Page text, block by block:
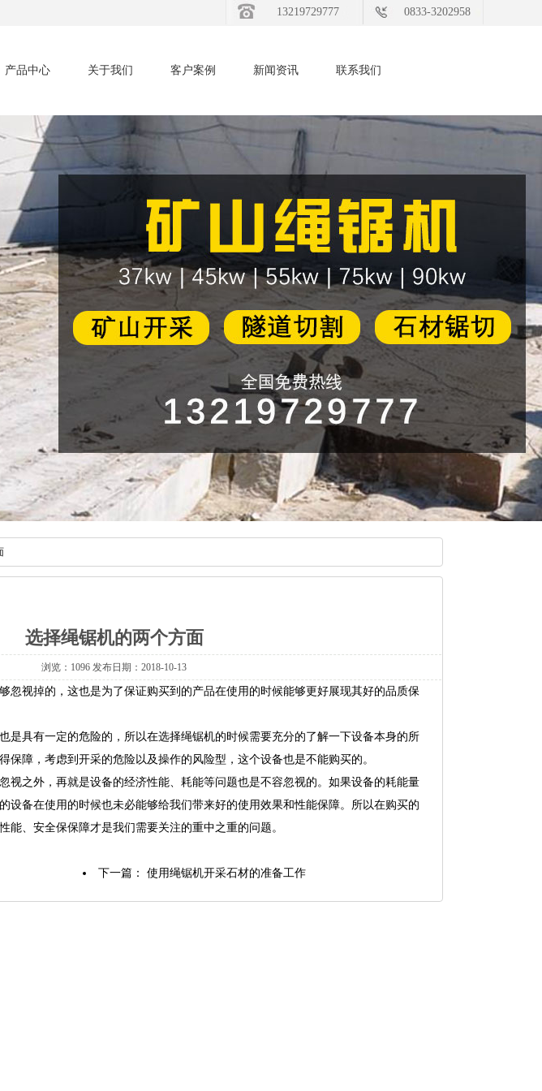
13219729777 0833-3202958
产品中心 关于我们 客户案例 新闻资讯 联系我们
选择绳锯机的两个方面
浏览：1096 发布日期：2018-10-13
忽视掉的，这也是为了保证购买到的产品在使用的时候能够更好展现其好的品质保
具有一定的危险的，所以在选择绳锯机的时候需要充分的了解一下设备本身的所
障，考虑到开采的危险以及操作的风险型，这个设备也是不能购买的。
之外，再就是设备的经济性能、耗能等问题也是不容忽视的。如果设备的耗能量
设备在使用的时候也未必能够给我们带来好的使用效果和性能保障。所以在购买的
、安全保保障才是我们需要关注的重中之重的问题。
下一篇： 使用绳锯机开采石材的准备工作